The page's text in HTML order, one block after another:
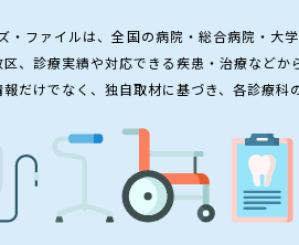
・ファイルは、全国の病院・総合病院・大
、診療実績や対応できる疾患・治療などか
だけでなく、独自取材に基づき、各診療科